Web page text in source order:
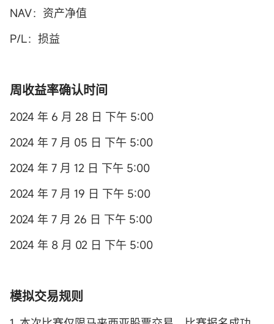
NAV：资产净值
P/L：损益
周收益率确认时间
2024 年 6 月 28 日 下午 5:00
2024 年 7 月 05 日 下午 5:00
2024 年 7 月 12 日 下午 5:00
2024 年 7 月 19 日 下午 5:00
2024 年 7 月 26 日 下午 5:00
2024 年 8 月 02 日 下午 5:00
模拟交易规则